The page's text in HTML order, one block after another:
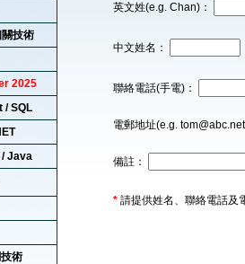
技術
2025
/ SQL
/ Java
術
英文姓(e.g. Chan)：
中文姓名：
聯絡電話(手電)：
電郵地址(e.g.
備註：
* 請提供姓名、聯絡電話及